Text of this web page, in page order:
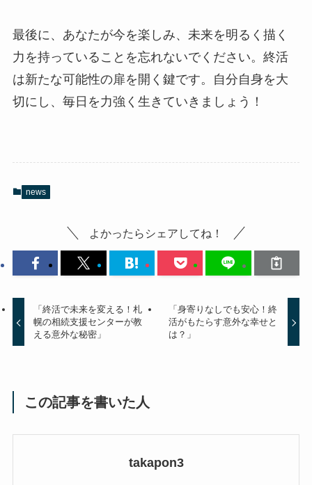
最後に、あなたが今を楽しみ、未来を明るく描く
力を持っていることを忘れないでください。終活
は新たな可能性の扉を開く鍵です。自分自身を大
切にし、毎日を力強く生きていきましょう！
news
よかったらシェアしてね！
「終活で未来を変える！札
幌の相続支援センターが教
える意外な秘密」
「身寄りなしでも安心！終
活がもたらす意外な幸せと
は？」
この記事を書いた人
takapon3